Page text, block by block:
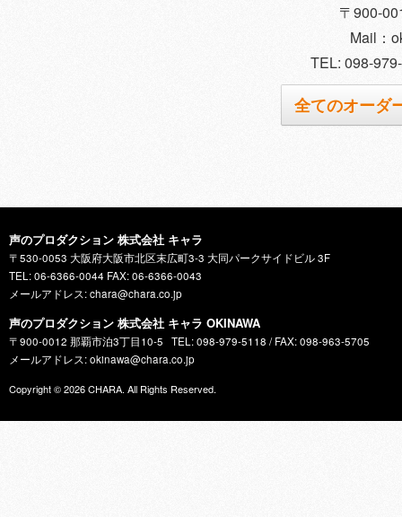
〒900-
Mail：
TEL: 098-
全てのオーダ
声のプロダクション 株式会社 キャラ
〒530-0053 大阪府大阪市北区末広町3-3 大同パークサイドビル 3F
TEL: 06-6366-0044 FAX: 06-6366-0043
メールアドレス: chara@chara.co.jp
声のプロダクション 株式会社 キャラ OKINAWA
〒900-0012 那覇市泊3丁目10-5
TEL: 098-979-5118 / FAX: 098-963-5705
メールアドレス: okinawa@chara.co.jp
Copyright © 2026CHARA. All Rights Reserved.